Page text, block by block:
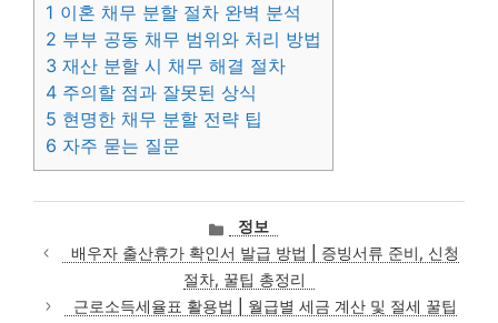
1 이혼 채무 분할 절차 완벽 분석
2 부부 공동 채무 범위와 처리 방법
3 재산 분할 시 채무 해결 절차
4 주의할 점과 잘못된 상식
5 현명한 채무 분할 전략 팁
6 자주 묻는 질문
카
테
고
리
정보
배우자 출산휴가 확인서 발급 방법 | 증빙서류 준비, 신청
절차, 꿀팁 총정리
근로소득세율표 활용법 | 월급별 세금 계산 및 절세 꿀팁